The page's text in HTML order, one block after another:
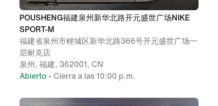
POUSHENG福建泉州新华北路开元盛世广场NIKE
SPORT-M
福建省泉州市鲤城区新华北路366号开元盛世广场一
层耐克店
泉州, 福建, 362001, CN
Abierto • Cierra a las 10:00 p.m.